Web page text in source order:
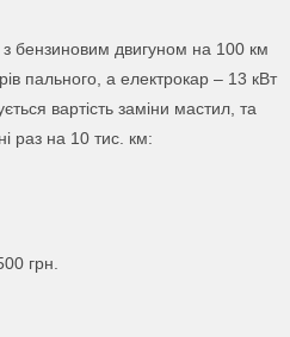
бензиновим двигуном на 100 км
пального, а електрокар – 13 кВт
вартість заміни мастил, та
раз на 10 тис. км:
грн.